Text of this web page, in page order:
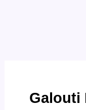
Galouti